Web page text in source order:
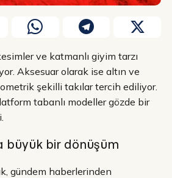
ve katmanlı giyim tarzı
Aksesuar olarak ise altın ve
şekilli takılar tercih ediliyor.
tabanlı modeller gözde bir
büyük bir dönüşüm
gündem haberlerinden